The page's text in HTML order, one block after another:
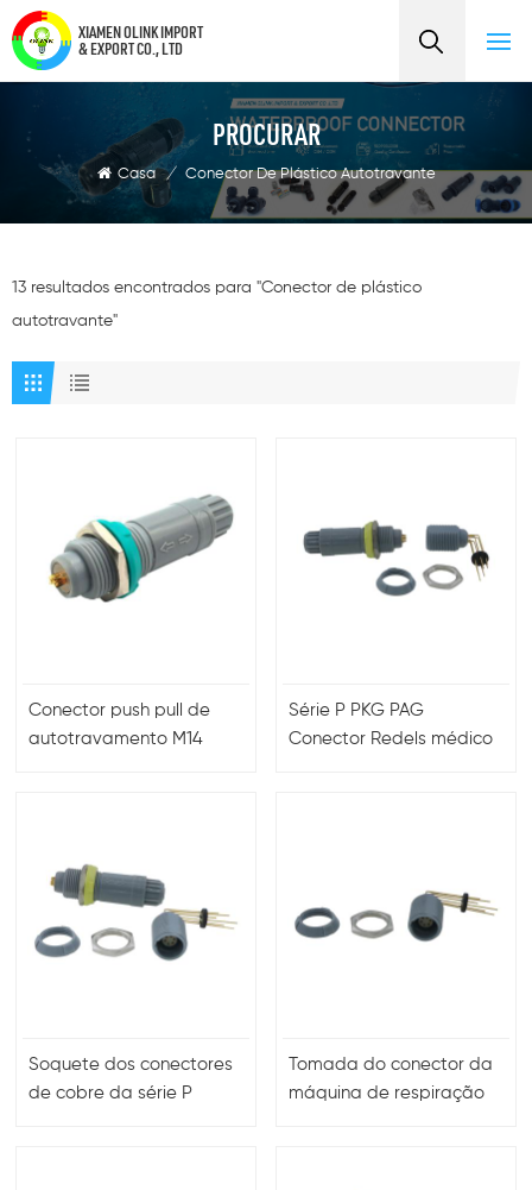
XIAMEN OLINK IMPORT
& EXPORT CO., LTD
PROCURAR
Casa / Conector De Plástico Autotravante
13 resultados encontrados para "Conector de plástico
autotravante"
Conector push pull de
autotravamento M14
Série P PKG PAG
Conector Redels médico
Soquete dos conectores
de cobre da série P
Tomada do conector da
máquina de respiração